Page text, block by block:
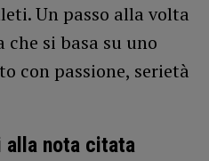
Un passo alla volta
si basa su uno
con passione, serietà
alla nota citata